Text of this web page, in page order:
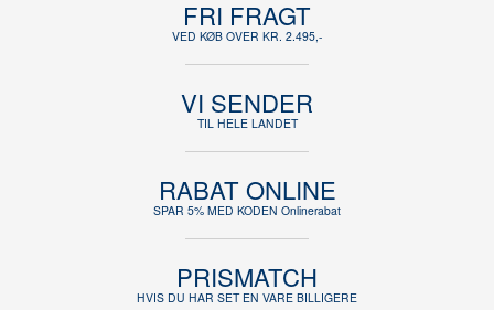
FRI FRAGT
VED KØB OVER KR. 2.495,-
VI SENDER
TIL HELE LANDET
RABAT ONLINE
SPAR 5% MED KODEN Onlinerabat
PRISMATCH
HVIS DU HAR SET EN VARE BILLIGERE